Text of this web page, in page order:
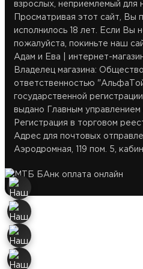
взрослых, неприемлемый для
Просматривая этот сайт, Вы
исполнилось 18 лет. Если Вы
пожалуйста, покиньте наш
Адам и Ева | интернет-
Владелец магазина:
ответственностью
государственной
выдано Главным
Регистрация в торговом
Адрес для почтовых
Аэродромная, 119 пом. 5,